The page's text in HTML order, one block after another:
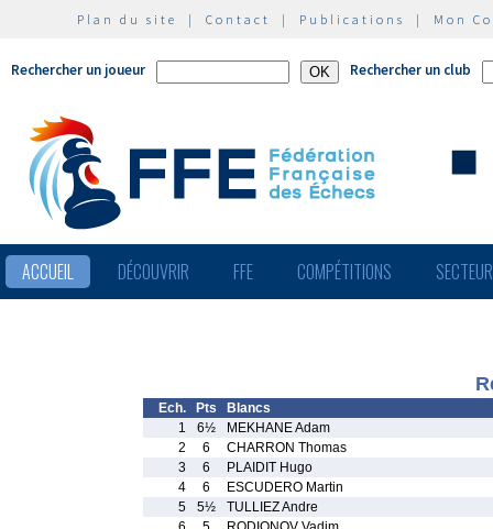
Plan du site | Contact | Publications | Mon
Rechercher un joueur Rechercher un club
ACCUEIL DÉCOUVRIR FFE COMPÉTITIONS
Ech. Pts
Blancs
1
6½
MEKHANE Adam
2
6
CHARRON Thomas
3
6
PLAIDIT Hugo
4
6
ESCUDERO Martin
5
5½
TULLIEZ Andre